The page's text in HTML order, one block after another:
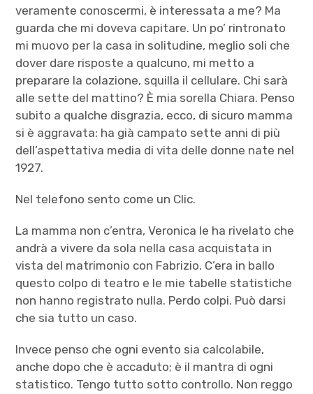
veramente conoscermi, è interessata a me? Ma
guarda che mi doveva capitare. Un po’ rintronato
mi muovo per la casa in solitudine, meglio soli che
dover dare risposte a qualcuno, mi metto a
preparare la colazione, squilla il cellulare. Chi sarà
alle sette del mattino? È mia sorella Chiara. Penso
subito a qualche disgrazia, ecco, di sicuro mamma
si è aggravata: ha già campato sette anni di più
dell’aspettativa media di vita delle donne nate nel
1927.
Nel telefono sento come un Clic.
La mamma non c’entra, Veronica le ha rivelato che
andrà a vivere da sola nella casa acquistata in
vista del matrimonio con Fabrizio. C’era in ballo
questo colpo di teatro e le mie tabelle statistiche
non hanno registrato nulla. Perdo colpi. Può darsi
che sia tutto un caso.
Invece penso che ogni evento sia calcolabile,
anche dopo che è accaduto; è il mantra di ogni
statistico. Tengo tutto sotto controllo. Non reggo